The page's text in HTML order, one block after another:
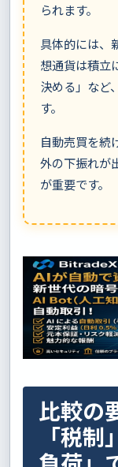
られます。
具体的には、
想通貨は積立
決める」など
す。
自動売買を続
外の下振れが
が重要です。
比較の
「税